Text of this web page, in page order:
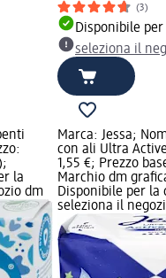
(3)
Disponibile
seleziona il
la
dm
Marca: Jessa;
con ali Ultra
1,55 €; Prezzo
Marchio dm
Disponibile per la
seleziona il